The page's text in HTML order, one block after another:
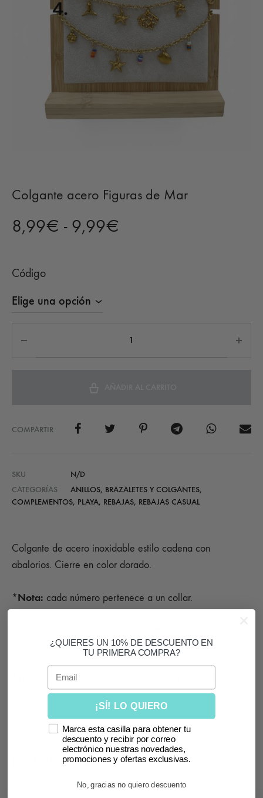
Colgante acero Figuras de Mar
8,99€ - 9,99€
8,99€
Código
COMPARTIR
SKU
N/D
CATEGORÍAS
ANILLOS, BRAZALETES Y COLGANTES,
COMPLEMENTOS, PLAYA, REBAJAS, REBAJAS CASUAL
Colgante de acero inoxidable estilo cadena con
abalorios. Cierre en color dorado.
*Nota: cada número pertenece a un collar.
*El color puede variar según la luz de la foto y el
dispositivo.
Productos relacionados
¿QUIERES UN 10% DE DESCUENTO EN
TU PRIMERA COMPRA?
Email
¡SÍ! LO QUIERO
Marca esta casilla para obtener tu
descuento y recibir por correo
electrónico nuestras novedades,
promociones y ofertas exclusivas.
No, gracias no quiero descuento